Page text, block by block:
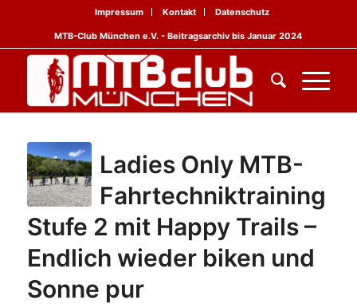
Impressum Kontakt Datenschutz
MTB-Club München e.V. - Beitragsarchiv bis Januar 2024
Ladies Only MTB-
Fahrtechniktraining
Stufe 2 mit Happy Trails –
Endlich wieder biken und
Sonne pur